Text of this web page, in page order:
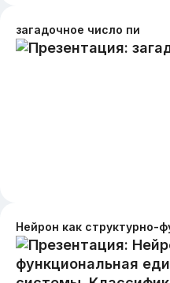
загадочное число пи